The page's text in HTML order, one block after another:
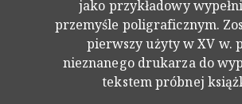
jako przykładowy
przemyśle poligraficznym.
pierwszy użyty w XV w.
nieznanego drukarza do
tekstem próbnej